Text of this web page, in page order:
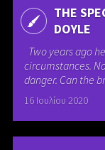
THE
DOYLE
Two years ago
circumstances.
danger. Can the
16 Ιουλίου 2020